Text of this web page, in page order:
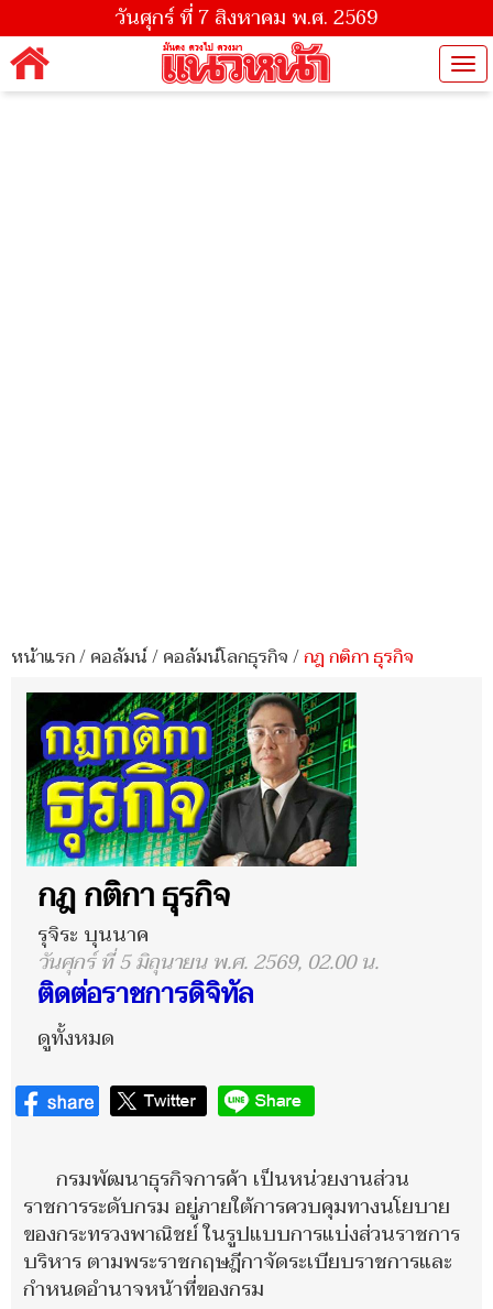
วันศุกร์ ที่ 7 สิงหาคม พ.ศ. 2569
หน้าแรก/คอลัมน์/คอลัมน์โลกธุรกิจ/กฎ กติกา ธุรกิจ
กฎ กติกา ธุรกิจ
รุจิระ บุนนาค
วันศุกร์ ที่ 5 มิถุนายน พ.ศ. 2569, 02.00 น.
ติดต่อราชการดิจิทัล
ดูทั้งหมด
กรมพัฒนาธุรกิจการค้า เป็นหน่วยงานส่วน
ราชการระดับกรม อยู่ภายใต้การควบคุมทางนโยบาย
ของกระทรวงพาณิชย์ ในรูปแบบการแบ่งส่วนราชการ
บริหาร ตามพระราชกฤษฎีกาจัดระเบียบราชการและ
กำหนดอำนาจหน้าที่ของกรม